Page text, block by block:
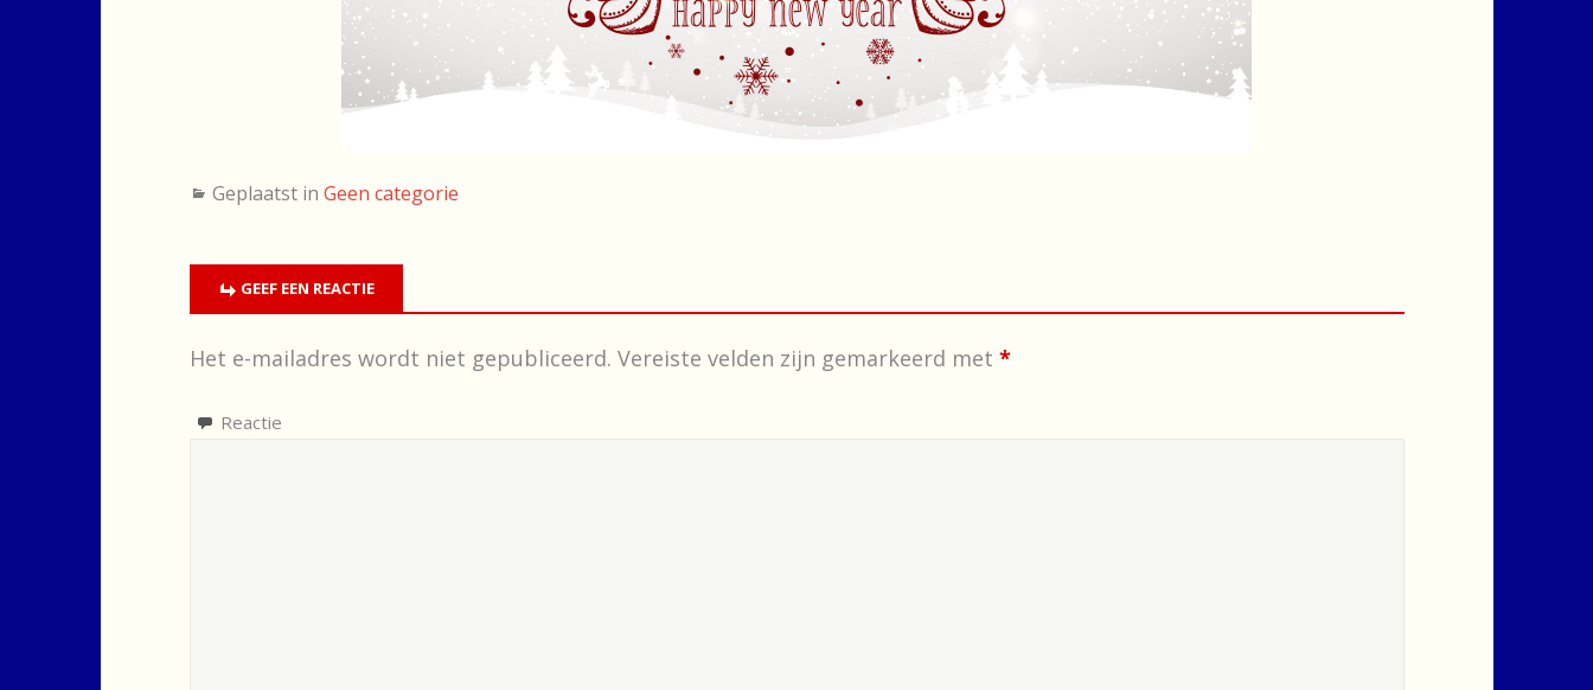
Geplaatst in Geen categorie
GEEF EEN REACTIE
Het e-mailadres wordt niet gepubliceerd. Vereiste velden zijn gemarkeerd met *
Reactie